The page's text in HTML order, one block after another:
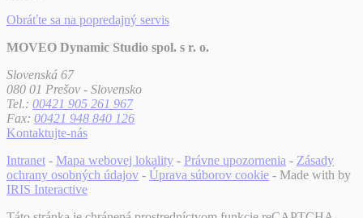
Obráťte sa na popredajný servis
MOVEO Dynamic Studio spol. s r. o.
Slovenská 67
080 01 Prešov - Slovensko
Tel.: 00421 905 261 967
Fax: 00421 948 840 126
Kontaktujte-nás
Intranet - Mapa webovej lokality - Právne upozornenia - Zásady
ochrany osobných údajov - Úprava súborov cookie - Made with by
IRIS Interactive